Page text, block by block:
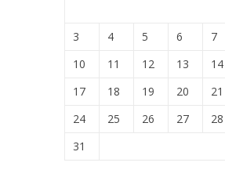
3
4 5 6 7
10
11 12 13 14
17
18 19 20 21
24
25 26 27 28
31